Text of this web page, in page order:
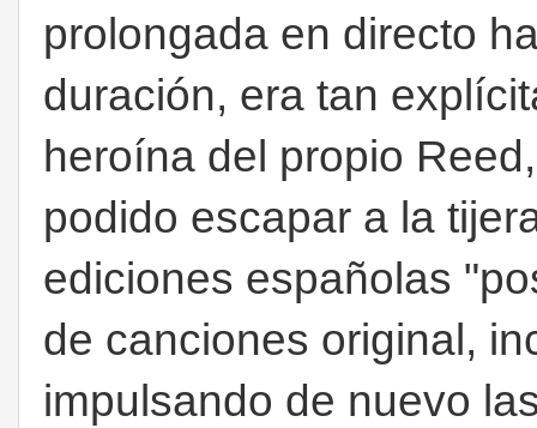
prolongada en directo
duración, era tan
heroína del propio
podido escapar a la
ediciones españolas
de canciones original,
impulsando de nuevo